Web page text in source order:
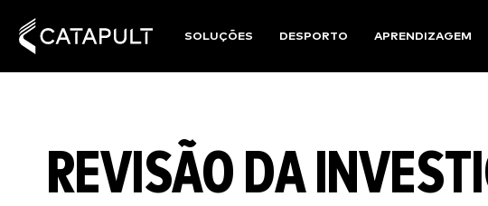
SOLUÇÕES DESPORTO APRENDIZAGEM
REVISÃO DA